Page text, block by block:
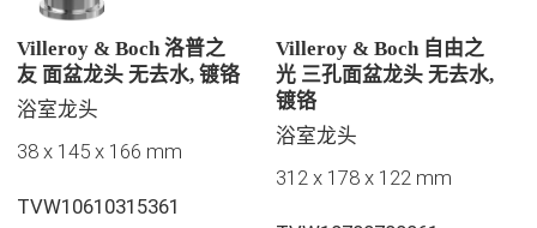
Villeroy & Boch 洛普之
友 面盆龙头 无去水, 镀铬
浴室龙头
38 x 145 x 166 mm
TVW10610315361
Villeroy & Boch 自由之
光 三孔面盆龙头 无去水,
镀铬
浴室龙头
312 x 178 x 122 mm